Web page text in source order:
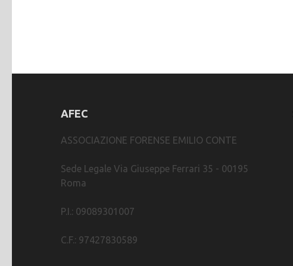
AFEC
ASSOCIAZIONE FORENSE EMILIO CONTE
Sede Legale Via Giuseppe Ferrari 35 - 00195
Roma
P.I.: 09089301007
C.F.: 97427830589